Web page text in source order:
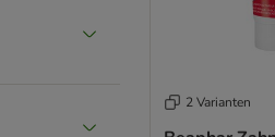
(1)
2 Varianten